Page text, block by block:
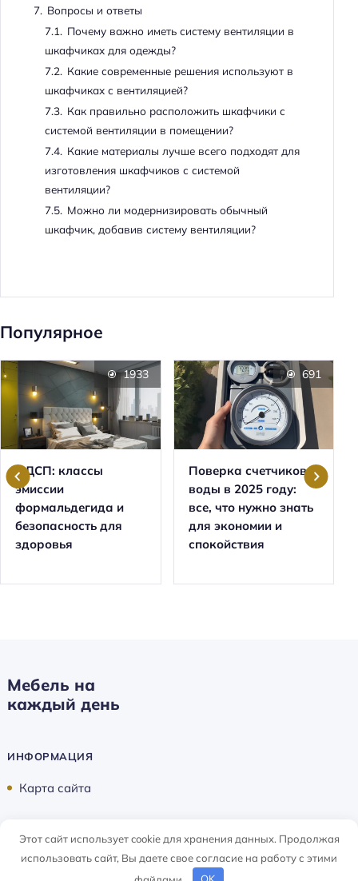
7. Вопросы и ответы
7.1. Почему важно иметь систему вентиляции в
шкафчиках для одежды?
7.2. Какие современные решения используют в
шкафчиках с вентиляцией?
7.3. Как правильно расположить шкафчики с
системой вентиляции в помещении?
7.4. Какие материалы лучше всего подходят для
изготовления шкафчиков с системой
вентиляции?
7.5. Можно ли модернизировать обычный
шкафчик, добавив систему вентиляции?
Популярное
ЛДСП: классы
эмиссии
формальдегида и
безопасность для
здоровья
1933
Поверка счетчиков
воды в 2025 году:
все, что нужно знать
для экономии и
спокойствия
691
Мебель на
каждый день
ИНФОРМАЦИЯ
Карта сайта
Мебель на каждый день ©
Этот сайт использует cookie для хранения данных. Продолжая
использовать сайт, Вы даете свое согласие на работу с этими